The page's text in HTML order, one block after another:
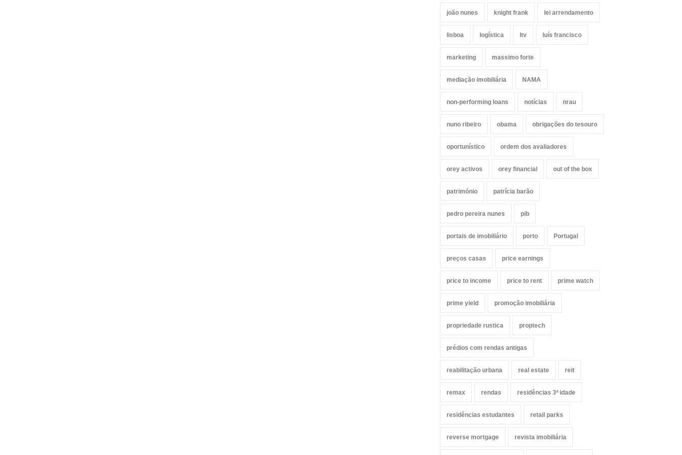
joão nunes knight frank lei arrendamento
lisboa logística ltv luís francisco
marketing massimo forte
mediação imobiliária NAMA
non-performing loans notícias nrau
nuno ribeiro obama obrigações do tesouro
oportunístico ordem dos avaliadores
orey activos orey financial out of the box
património patrícia barão
pedro pereira nunes pib
portais de imobiliário porto Portugal
preços casas price earnings
price to income price to rent prime watch
prime yield promoção imobiliária
propriedade rustica proptech
prédios com rendas antigas
reabilitação urbana real estate reit
remax rendas residências 3ª idade
residências estudantes retail parks
reverse mortgage revista imobiliária